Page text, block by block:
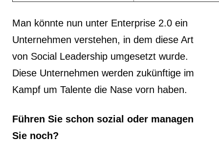
Man könnte nun unter Enterprise 2.0 ein
Unternehmen verstehen, in dem diese Art
von Social Leadership umgesetzt wurde.
Diese Unternehmen werden zukünftige im
Kampf um Talente die Nase vorn haben.
Führen Sie schon sozial oder managen
Sie noch?